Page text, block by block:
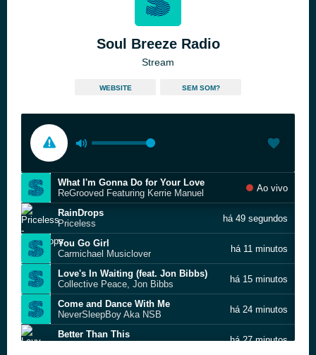
Soul Breeze Radio
Stream
WEBSITE SEM SOM?
What I'm Gonna Do for Your Love
ReGrooved Featuring Kerrie Manuel
Ao vivo
RainDrops
Priceless
há 49 segundos
You Go Girl
Carmichael Musiclover
há 11 minutos
Love's In Waiting (feat. Jon Bibbs)
Collective Peace, Jon Bibbs
há 15 minutos
Come and Dance With Me
NeverSleepBoy Aka NSB
há 24 minutos
Better Than This
há 27 minutos